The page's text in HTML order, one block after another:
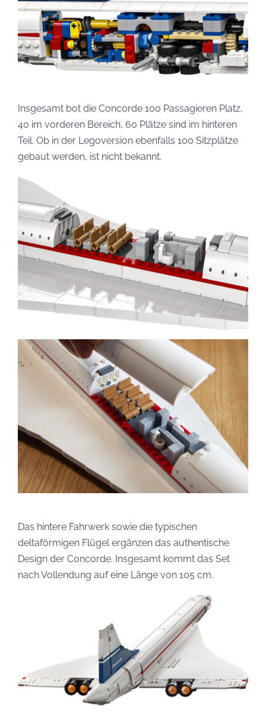
Insgesamt bot die Concorde 100 Passagieren Platz,
40 im vorderen Bereich, 60 Plätze sind im hinteren
Teil. Ob in der Legoversion ebenfalls 100 Sitzplätze
gebaut werden, ist nicht bekannt.
Das hintere Fahrwerk sowie die typischen
deltaförmigen Flügel ergänzen das authentische
Design der Concorde. Insgesamt kommt das Set
nach Vollendung auf eine Länge von 105 cm.